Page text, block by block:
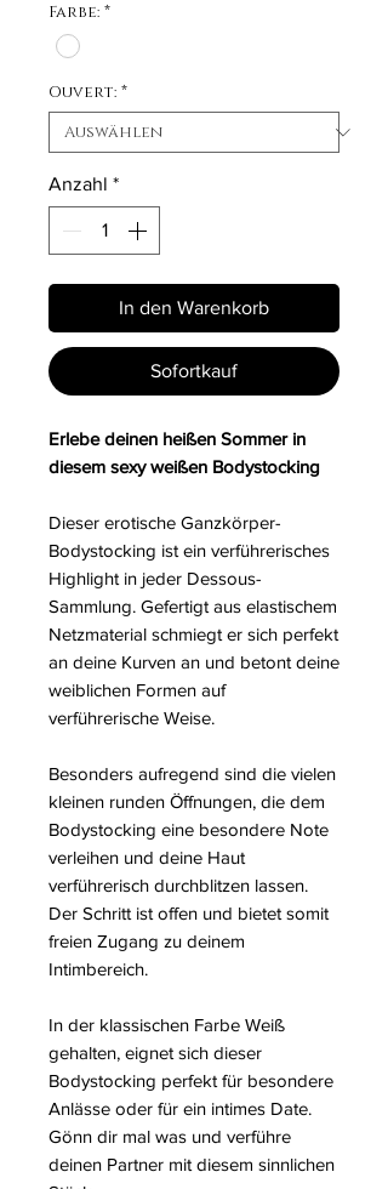
Farbe: *
Ouvert: *
Anzahl *
In den Warenkorb
Sofortkauf
Erlebe deinen heißen Sommer in
diesem sexy weißen Bodystocking
Dieser erotische Ganzkörper-
Bodystocking ist ein verführerisches
Highlight in jeder Dessous-
Sammlung. Gefertigt aus elastischem
Netzmaterial schmiegt er sich perfekt
an deine Kurven an und betont deine
weiblichen Formen auf
verführerische Weise.
Besonders aufregend sind die vielen
kleinen runden Öffnungen, die dem
Bodystocking eine besondere Note
verleihen und deine Haut
verführerisch durchblitzen lassen.
Der Schritt ist offen und bietet somit
freien Zugang zu deinem
Intimbereich.
In der klassischen Farbe Weiß
gehalten, eignet sich dieser
Bodystocking perfekt für besondere
Anlässe oder für ein intimes Date.
Gönn dir mal was und verführe
deinen Partner mit diesem sinnlichen